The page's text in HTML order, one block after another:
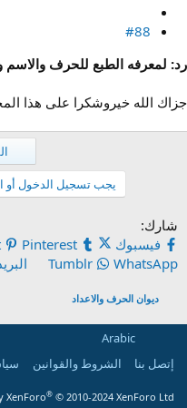
#88
رد: لمعرفه الطبع للحرف
جزاك الله خيروشكرا على هذا
يجب تسجيل الدخول أو
شارك:
فيسبوك
Pinterest
Tumblr
WhatsApp
ديوان الحرف والاعداد
Arabic
إتصل بنا
الشروط والقوانين
XenForo® © 2010-2024 XenForo Ltd.